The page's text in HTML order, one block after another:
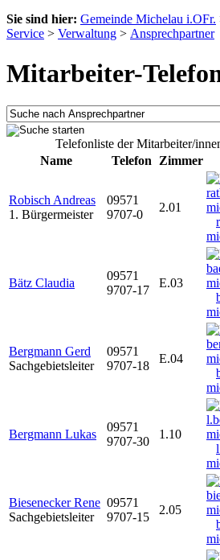
Sie sind hier: Gemeinde Michelau i.OFr.
Service > Verwaltung > Ansprechpartner
Mitarbeiter-
Telefonliste der Mitarbeiter/
Name
Telefon Zimmer
Robisch Andreas
1. Bürgermeister
09571
9707-0
2.01
Bätz Claudia
09571
9707-17
E.03
Bergmann Gerd
Sachgebietsleiter
09571
9707-18
E.04
Bergmann Lukas
09571
9707-30
1.10
Biesenecker Rene
Sachgebietsleiter
09571
9707-15
2.05